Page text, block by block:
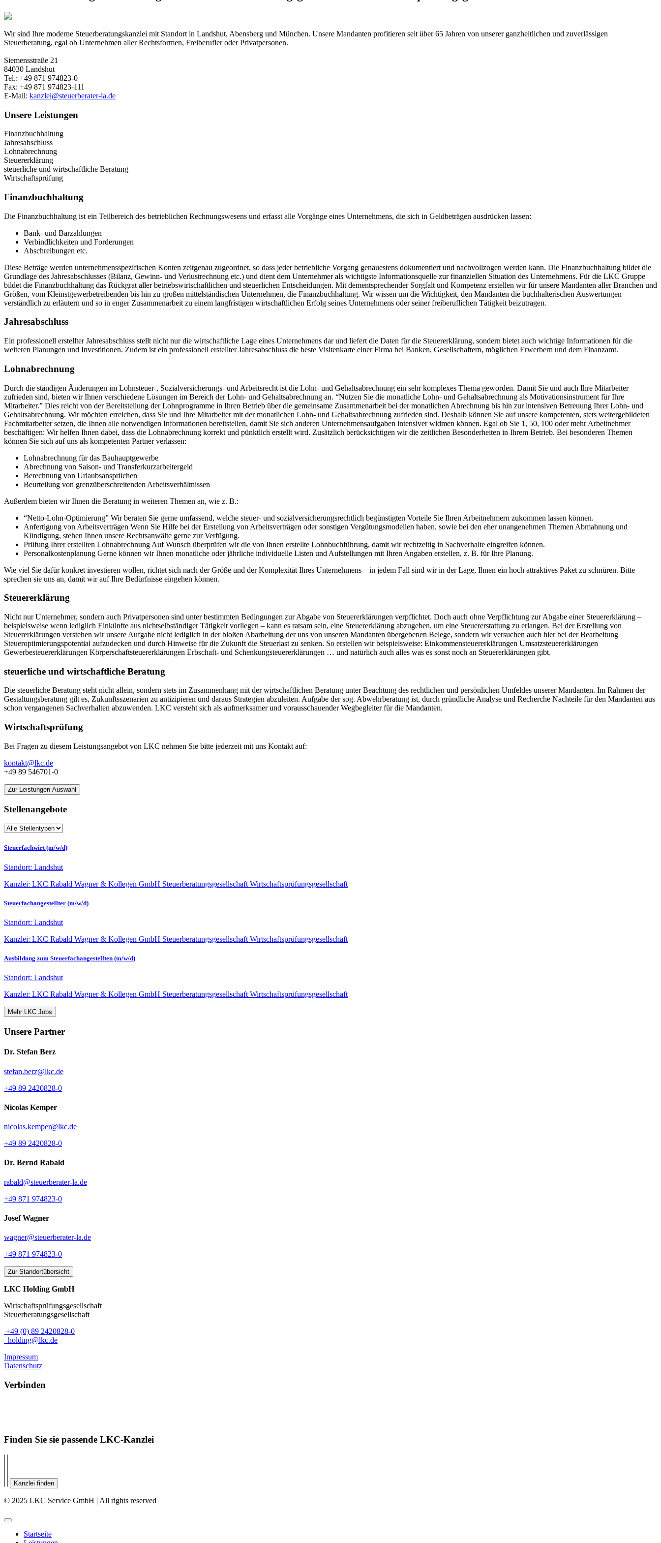
Wir sind Ihre moderne Steuerberatungskanzlei mit Standort in Landshut, Abensberg und München. Unsere Mandanten profitieren seit über 65 Jahren von unserer ganzheitlichen und zuverlässigen
Steuerberatung, egal ob Unternehmen aller Rechtsformen, Freiberufler oder Privatpersonen.
Siemensstraße 21
84030 Landshut
Tel.: +49 871 974823-0
Fax: +49 871 974823-111
E-Mail: kanzlei@steuerberater-la.de
Unsere Leistungen
Finanzbuchhaltung
Jahresabschluss
Lohnabrechnung
Steuererklärung
steuerliche und wirtschaftliche Beratung
Wirtschaftsprüfung
Finanzbuchhaltung
Die Finanzbuchhaltung ist ein Teilbereich des betrieblichen Rechnungswesens und erfasst alle Vorgänge eines Unternehmens, die sich in Geldbeträgen ausdrücken lassen:
Bank- und Barzahlungen
Verbindlichkeiten und Forderungen
Abschreibungen etc.
Diese Beträge werden unternehmensspezifischen Konten zeitgenau zugeordnet, so dass jeder betriebliche Vorgang genauestens dokumentiert und nachvollzogen werden kann. Die Finanzbuchhaltung bildet die
Grundlage des Jahresabschlusses (Bilanz, Gewinn- und Verlustrechnung etc.) und dient dem Unternehmer als wichtigste Informationsquelle zur finanziellen Situation des Unternehmens. Für die LKC Gruppe
bildet die Finanzbuchhaltung das Rückgrat aller betriebswirtschaftlichen und steuerlichen Entscheidungen. Mit dementsprechender Sorgfalt und Kompetenz erstellen wir für unsere Mandanten aller Branchen und
Größen, vom Kleinstgewerbetreibenden bis hin zu großen mittelständischen Unternehmen, die Finanzbuchhaltung. Wir wissen um die Wichtigkeit, den Mandanten die buchhalterischen Auswertungen
verständlich zu erläutern und so in enger Zusammenarbeit zu einem langfristigen wirtschaftlichen Erfolg seines Unternehmens oder seiner freiberuflichen Tätigkeit beizutragen.
Jahresabschluss
Ein professionell erstellter Jahresabschluss stellt nicht nur die wirtschaftliche Lage eines Unternehmens dar und liefert die Daten für die Steuererklärung, sondern bietet auch wichtige Informationen für die
weiteren Planungen und Investitionen. Zudem ist ein professionell erstellter Jahresabschluss die beste Visitenkarte einer Firma bei Banken, Gesellschaftern, möglichen Erwerbern und dem Finanzamt.
Lohnabrechnung
Durch die ständigen Änderungen im Lohnsteuer-, Sozialversicherungs- und Arbeitsrecht ist die Lohn- und Gehaltsabrechnung ein sehr komplexes Thema geworden. Damit Sie und auch Ihre Mitarbeiter
zufrieden sind, bieten wir Ihnen verschiedene Lösungen im Bereich der Lohn- und Gehaltsabrechnung an. “Nutzen Sie die monatliche Lohn- und Gehaltsabrechnung als Motivationsinstrument für Ihre
Mitarbeiter.” Dies reicht von der Bereitstellung der Lohnprogramme in Ihren Betrieb über die gemeinsame Zusammenarbeit bei der monatlichen Abrechnung bis hin zur intensiven Betreuung Ihrer Lohn- und
Gehaltsabrechnung. Wir möchten erreichen, dass Sie und Ihre Mitarbeiter mit der monatlichen Lohn- und Gehaltsabrechnung zufrieden sind. Deshalb können Sie auf unsere kompetenten, stets weitergebildeten
Fachmitarbeiter setzen, die Ihnen alle notwendigen Informationen bereitstellen, damit Sie sich anderen Unternehmensaufgaben intensiver widmen können. Egal ob Sie 1, 50, 100 oder mehr Arbeitnehmer
beschäftigen: Wir helfen Ihnen dabei, dass die Lohnabrechnung korrekt und pünktlich erstellt wird. Zusätzlich berücksichtigen wir die zeitlichen Besonderheiten in Ihrem Betrieb. Bei besonderen Themen
können Sie sich auf uns als kompetenten Partner verlassen:
Lohnabrechnung für das Bauhauptgewerbe
Abrechnung von Saison- und Transferkurzarbeitergeld
Berechnung von Urlaubsansprüchen
Beurteilung von grenzüberschreitenden Arbeitsverhältnissen
Außerdem bieten wir Ihnen die Beratung in weiteren Themen an, wie z. B.:
“Netto-Lohn-Optimierung” Wir beraten Sie gerne umfassend, welche steuer- und sozialversicherungsrechtlich begünstigten Vorteile Sie Ihren Arbeitnehmern zukommen lassen können.
Anfertigung von Arbeitsverträgen Wenn Sie Hilfe bei der Erstellung von Arbeitsverträgen oder sonstigen Vergütungsmodellen haben, sowie bei den eher unangenehmen Themen Abmahnung und
Kündigung, stehen Ihnen unsere Rechtsanwälte gerne zur Verfügung.
Prüfung Ihrer erstellten Lohnabrechnung Auf Wunsch überprüfen wir die von Ihnen erstellte Lohnbuchführung, damit wir rechtzeitig in Sachverhalte eingreifen können.
Personalkostenplanung Gerne können wir Ihnen monatliche oder jährliche individuelle Listen und Aufstellungen mit Ihren Angaben erstellen, z. B. für Ihre Planung.
Wie viel Sie dafür konkret investieren wollen, richtet sich nach der Größe und der Komplexität Ihres Unternehmens – in jedem Fall sind wir in der Lage, Ihnen ein hoch attraktives Paket zu schnüren. Bitte
sprechen sie uns an, damit wir auf Ihre Bedürfnisse eingehen können.
Steuererklärung
Nicht nur Unternehmer, sondern auch Privatpersonen sind unter bestimmten Bedingungen zur Abgabe von Steuererklärungen verpflichtet. Doch auch ohne Verpflichtung zur Abgabe einer Steuererklärung –
beispielsweise wenn lediglich Einkünfte aus nichtselbständiger Tätigkeit vorliegen – kann es ratsam sein, eine Steuererklärung abzugeben, um eine Steuererstattung zu erlangen. Bei der Erstellung von
Steuererklärungen verstehen wir unsere Aufgabe nicht lediglich in der bloßen Abarbeitung der uns von unseren Mandanten übergebenen Belege, sondern wir versuchen auch hier bei der Bearbeitung
Steueroptimierungspotential aufzudecken und durch Hinweise für die Zukunft die Steuerlast zu senken. So erstellen wir beispielsweise: Einkommensteuererklärungen Umsatzsteuererklärungen
Gewerbesteuererklärungen Körperschaftsteuererklärungen Erbschaft- und Schenkungsteuererklärungen … und natürlich auch alles was es sonst noch an Steuererklärungen gibt.
steuerliche und wirtschaftliche Beratung
Die steuerliche Beratung steht nicht allein, sondern stets im Zusammenhang mit der wirtschaftlichen Beratung unter Beachtung des rechtlichen und persönlichen Umfeldes unserer Mandanten. Im Rahmen der
Gestaltungsberatung gilt es, Zukunftsszenarien zu antizipieren und daraus Strategien abzuleiten. Aufgabe der sog. Abwehrberatung ist, durch gründliche Analyse und Recherche Nachteile für den Mandanten aus
schon vergangenen Sachverhalten abzuwenden. LKC versteht sich als aufmerksamer und vorausschauender Wegbegleiter für die Mandanten.
Wirtschaftsprüfung
Bei Fragen zu diesem Leistungsangebot von LKC nehmen Sie bitte jederzeit mit uns Kontakt auf:
kontakt@lkc.de
+49 89 546701-0
Zur Leistungen-Auswahl
Stellenangebote
Steuerfachwirt (m/w/d)
Standort: Landshut
Kanzlei: LKC Rabald Wagner & Kollegen GmbH Steuerberatungsgesellschaft Wirtschaftsprüfungsgesellschaft
Steuerfachangestellter (m/w/d)
Standort: Landshut
Kanzlei: LKC Rabald Wagner & Kollegen GmbH Steuerberatungsgesellschaft Wirtschaftsprüfungsgesellschaft
Ausbildung zum Steuerfachangestellten (m/w/d)
Standort: Landshut
Kanzlei: LKC Rabald Wagner & Kollegen GmbH Steuerberatungsgesellschaft Wirtschaftsprüfungsgesellschaft
Mehr LKC Jobs
Unsere Partner
Dr. Stefan Berz
stefan.berz@lkc.de
+49 89 2420828-0
Nicolas Kemper
nicolas.kemper@lkc.de
+49 89 2420828-0
Dr. Bernd Rabald
rabald@steuerberater-la.de
+49 871 974823-0
Josef Wagner
wagner@steuerberater-la.de
+49 871 974823-0
Zur Standortübersicht
LKC Holding GmbH
Wirtschaftsprüfungsgesellschaft
Steuerberatungsgesellschaft
+49 (0) 89 2420828-0
holding@lkc.de
Impressum
Datenschutz
Verbinden
Finden Sie sie passende LKC-Kanzlei
Kanzlei finden
© 2025 LKC Service GmbH | All rights reserved
Startseite